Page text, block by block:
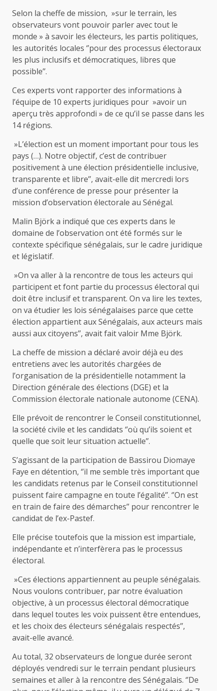
Selon la cheffe de mission, »sur le terrain, les
observateurs vont pouvoir parler avec tout le
monde » à savoir les électeurs, les partis politiques,
les autorités locales ‘’pour des processus électoraux
les plus inclusifs et démocratiques, libres que
possible’’.
Ces experts vont rapporter des informations à
l’équipe de 10 experts juridiques pour »avoir un
aperçu très approfondi » de ce qu’il se passe dans les
14 régions.
»L’élection est un moment important pour tous les
pays (…). Notre objectif, c’est de contribuer
positivement à une élection présidentielle inclusive,
transparente et libre’’, avait-elle dit mercredi lors
d’une conférence de presse pour présenter la
mission d’observation électorale au Sénégal.
Malin Björk a indiqué que ces experts dans le
domaine de l’observation ont été formés sur le
contexte spécifique sénégalais, sur le cadre juridique
et législatif.
»On va aller à la rencontre de tous les acteurs qui
participent et font partie du processus électoral qui
doit être inclusif et transparent. On va lire les textes,
on va étudier les lois sénégalaises parce que cette
élection appartient aux Sénégalais, aux acteurs mais
aussi aux citoyens’’, avait fait valoir Mme Björk.
La cheffe de mission a déclaré avoir déjà eu des
entretiens avec les autorités chargées de
l’organisation de la présidentielle notamment la
Direction générale des élections (DGE) et la
Commission électorale nationale autonome (CENA).
Elle prévoit de rencontrer le Conseil constitutionnel,
la société civile et les candidats ‘’où qu’ils soient et
quelle que soit leur situation actuelle’’.
S’agissant de la participation de Bassirou Diomaye
Faye en détention, ‘’il me semble très important que
les candidats retenus par le Conseil constitutionnel
puissent faire campagne en toute l’égalité’’. ‘’On est
en train de faire des démarches’’ pour rencontrer le
candidat de l’ex-Pastef.
Elle précise toutefois que la mission est impartiale,
indépendante et n’interfèrera pas le processus
électoral.
»Ces élections appartiennent au peuple sénégalais.
Nous voulons contribuer, par notre évaluation
objective, à un processus électoral démocratique
dans lequel toutes les voix puissent être entendues,
et les choix des électeurs sénégalais respectés’’,
avait-elle avancé.
Au total, 32 observateurs de longue durée seront
déployés vendredi sur le terrain pendant plusieurs
semaines et aller à la rencontre des Sénégalais. ‘’De